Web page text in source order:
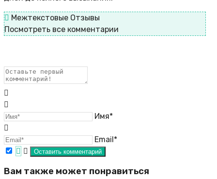
Межтекстовые Отзывы
Посмотреть все комментарии
Имя*
Email*
Вам также может понравиться